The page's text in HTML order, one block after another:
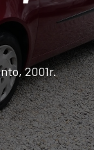
2001r.